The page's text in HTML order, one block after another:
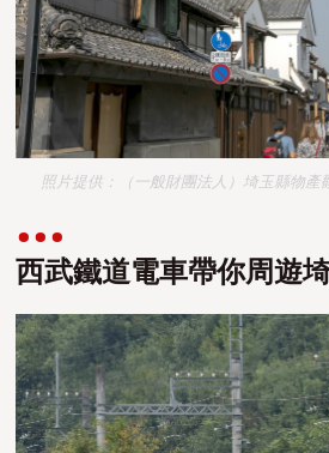
照片提供：（一般財團法人）埼玉縣物產
西武鐵道電車帶你周遊